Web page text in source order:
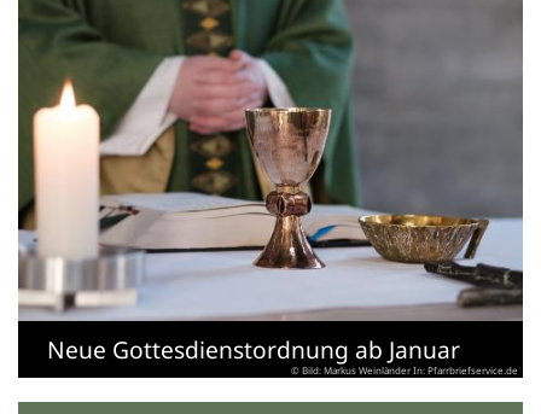
Neue Gottesdienstordnung ab Januar
© Bild: Markus Weinländer In: Pfarrbriefservice.de